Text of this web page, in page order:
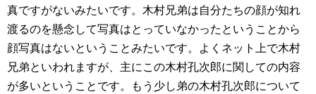
真ですがないみたいです。木村兄弟は自分たちの顔が知れ
渡るのを懸念して写真はとっていなかったということから
顔写真はないということみたいです。よくネット上で木村
兄弟といわれますが、主にこの木村孔次郎に関しての内容
が多いということです。もう少し弟の木村孔次郎について